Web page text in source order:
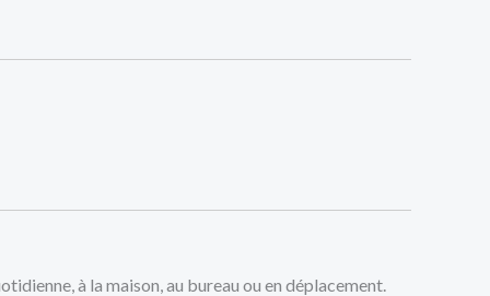
à la maison, au bureau ou en déplacement.